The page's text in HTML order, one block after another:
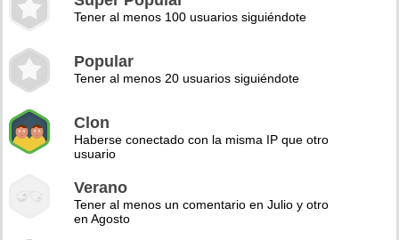
Tener al menos 100 usuarios siguiéndote
Popular
Tener al menos 20 usuarios siguiéndote
Clon
Haberse conectado con la misma IP que otro
usuario
Verano
Tener al menos un comentario en Julio y otro
en Agosto